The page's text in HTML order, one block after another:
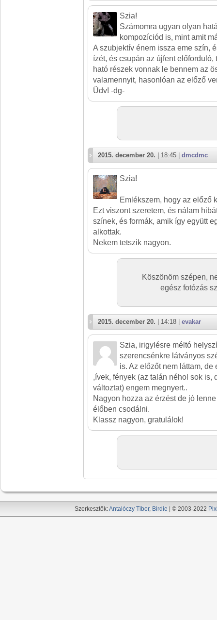
Szia!
Számomra ugyan olyan
kompozíciód is, mint amit
A szubjektív énem issza eme szín,
ízét, és csupán az újfent
ható részek vonnak le bennem az
valamennyit, hasonlóan az előző
Üdv! -dg-
2015. december 20. | 18:45 | dmcdmc
Szia!
Emlékszem, hogy az előző
Ezt viszont szeretem, és nálam
színek, és formák, amik így együtt
alkottak.
Nekem tetszik nagyon.
Köszönöm szépen,
egész fotózás
2015. december 20. | 14:18 | evakar
Szia, irigylésre méltó
szerencsénkre látványos
is. Az előzőt nem láttam, de
,ívek, fények (az talán néhol sok is,
változtat) engem megnyert..
Nagyon hozza az érzést de jó
élőben csodálni.
Klassz nagyon, gratulálok!
Szerkesztők:Antalóczy Tibor, Birdie | © 2003-2022